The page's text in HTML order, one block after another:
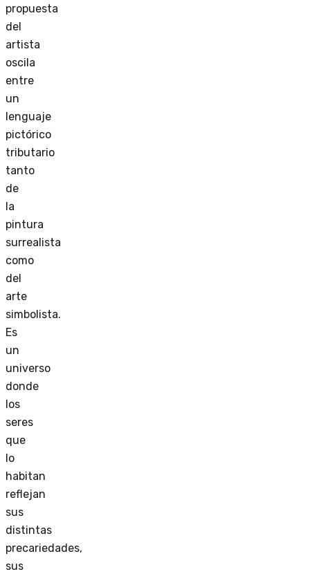
propuesta
del
artista
oscila
entre
un
lenguaje
pictórico
tributario
tanto
de
la
pintura
surrealista
como
del
arte
simbolista.
Es
un
universo
donde
los
seres
que
lo
habitan
reflejan
sus
distintas
precariedades,
sus